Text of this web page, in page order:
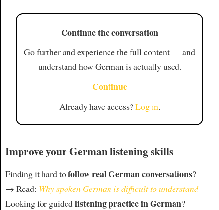
Continue the conversation
Go further and experience the full content — and
understand how German is actually used.
Continue
Already have access?Log in.
Improve your German listening skills
Finding it hard tofollow real German conversations?
→ Read: Why spoken German is difficult to understand
Looking for guidedlistening practice in German?